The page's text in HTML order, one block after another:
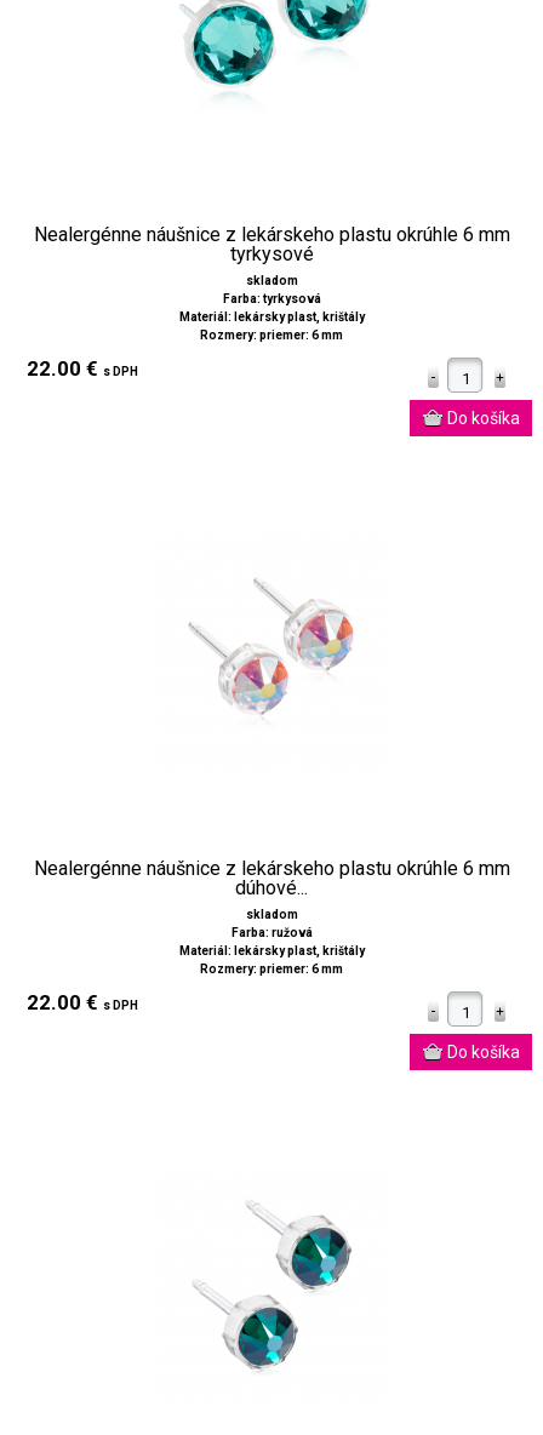
Nealergénne náušnice z lekárskeho plastu okrúhle 6 mm
tyrkysové
skladom
Farba: tyrkysová
Materiál: lekársky plast, krištály
Rozmery: priemer: 6 mm
22.00 € s DPH
Nealergénne náušnice z lekárskeho plastu okrúhle 6 mm
dúhové...
skladom
Farba: ružová
Materiál: lekársky plast, krištály
Rozmery: priemer: 6 mm
22.00 € s DPH